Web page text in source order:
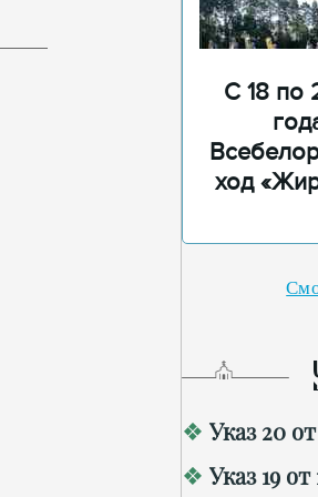
С 18 по
ход
Указ 20
Указ 19 от